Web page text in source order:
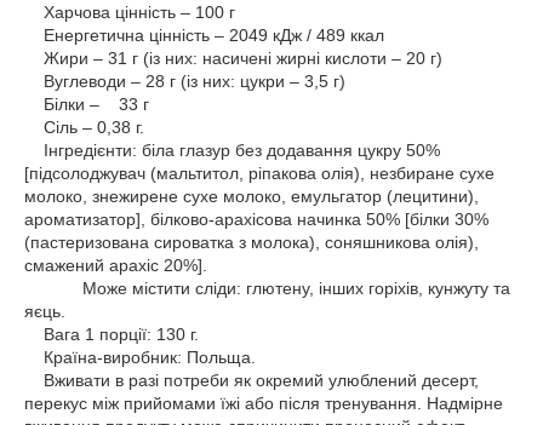
Харчова цінність – 100 г
Енергетична цінність – 2049 кДж / 489 ккал
Жири – 31 г (із них: насичені жирні кислоти – 20 г)
Вуглеводи – 28 г (із них: цукри – 3,5 г)
Білки – 33 г
Сіль – 0,38 г.
Інгредієнти: біла глазур без додавання цукру 50%
[підсолоджувач (мальтитол, ріпакова олія), незбиране сухе
молоко, знежирене сухе молоко, емульгатор (лецитини),
ароматизатор], білково-арахісова начинка 50% [білки 30%
(пастеризована сироватка з молока), соняшникова олія),
смажений арахіс 20%].
Може містити сліди: глютену, інших горіхів, кунжуту та
яєць.
Вага 1 порції: 130 г.
Країна-виробник: Польща.
Вживати в разі потреби як окремий улюблений десерт,
перекус між прийомами їжі або після тренування. Надмірне